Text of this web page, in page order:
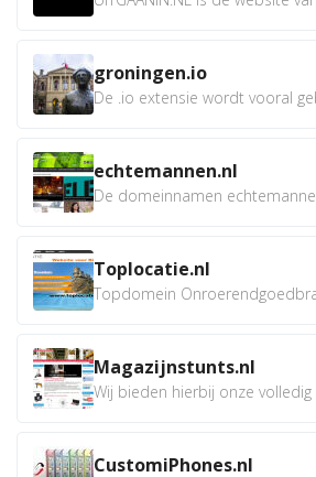
groningen.io
echtemannen.nl
Toplocatie.nl
Magazijnstunts.nl
CustomiPhones.nl